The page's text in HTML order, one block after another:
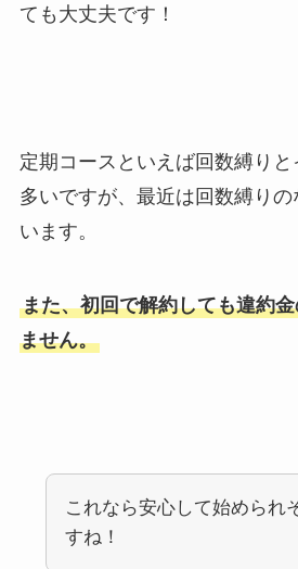
ても大丈夫です！
定期コースといえば回数縛り
多いですが、最近は回数縛り
います。
また、初回で解約しても違約
ません。
これなら安心して始められ
すね！